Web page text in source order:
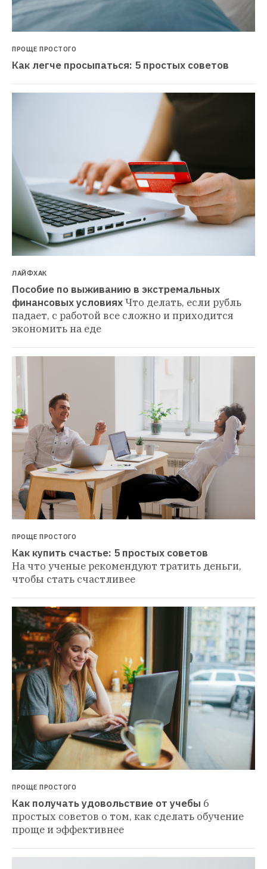
ПРОЩЕ ПРОСТОГО
Как легче просыпаться: 5 простых советов
ЛАЙФХАК
Пособие по выживанию в экстремальных
финансовых условияхЧто делать, если рубль
падает, с работой все сложно и приходится
экономить на еде
ПРОЩЕ ПРОСТОГО
Как купить счастье: 5 простых советов
На что ученые рекомендуют тратить деньги,
чтобы стать счастливее
ПРОЩЕ ПРОСТОГО
Как получать удовольствие от учебы 6
простых советов о том, как сделать обучение
проще и эффективнее